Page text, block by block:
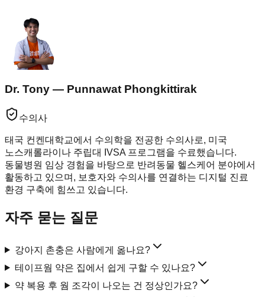
Dr. Tony — Punnawat Phongkittirak
수의사
태국 컨켄대학교에서 수의학을 전공한 수의사로, 미국
노스캐롤라이나 주립대 IVSA 프로그램을 수료했습니다.
동물병원 임상 경험을 바탕으로 반려동물 헬스케어 분야에서
활동하고 있으며, 보호자와 수의사를 연결하는 디지털 진료
환경 구축에 힘쓰고 있습니다.
자주 묻는 질문
강아지 촌충은 사람에게 옮나요?
테이프웜 약은 집에서 쉽게 구할 수 있나요?
약 복용 후 웜 조각이 나오는 건 정상인가요?